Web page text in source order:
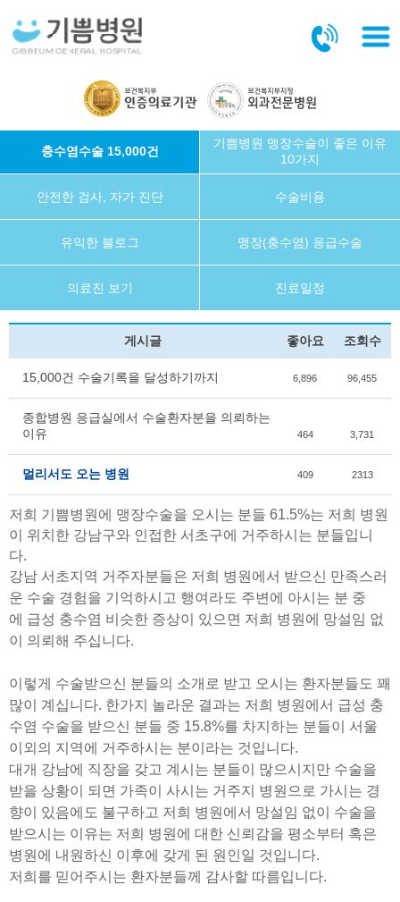
충수염수술 15,000건
기쁨병원 맹장수술이 좋은 이유
10가지
안전한 검사, 자가 진단 수술비용
유익한 블로그 맹장(충수염) 응급수술
의료진 보기 진료일정
게시글 좋아요 조회수
15,000건 수술기록을 달성하기까지 6,896 96,455
종합병원 응급실에서 수술환자분을 의뢰하는
이유
464 3,731
멀리서도 오는 병원 409 2313
저희 기쁨병원에 맹장수술을 오시는 분들 61.5%는 저희 병원
이 위치한 강남구와 인접한 서초구에 거주하시는 분들입니
다.
강남 서초지역 거주자분들은 저희 병원에서 받으신 만족스러
운 수술 경험을 기억하시고 행여라도 주변에 아시는 분 중
에 급성 충수염 비슷한 증상이 있으면 저희 병원에 망설임 없
이 의뢰해 주십니다.
이렇게 수술받으신 분들의 소개로 받고 오시는 환자분들도 꽤
많이 계십니다. 한가지 놀라운 결과는 저희 병원에서 급성 충
수염 수술을 받으신 분들 중 15.8%를 차지하는 분들이 서울
이외의 지역에 거주하시는 분이라는 것입니다.
대개 강남에 직장을 갖고 계시는 분들이 많으시지만 수술을
받을 상황이 되면 가족이 사시는 거주지 병원으로 가시는 경
향이 있음에도 불구하고 저희 병원에서 망설임 없이 수술을
받으시는 이유는 저희 병원에 대한 신뢰감을 평소부터 혹은
병원에 내원하신 이후에 갖게 된 원인일 것입니다.
저희를 믿어주시는 환자분들께 감사할 따름입니다.